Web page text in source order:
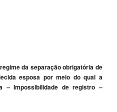
da separação obrigatória de
esposa por meio do qual a
–Impossibilidade de registro –